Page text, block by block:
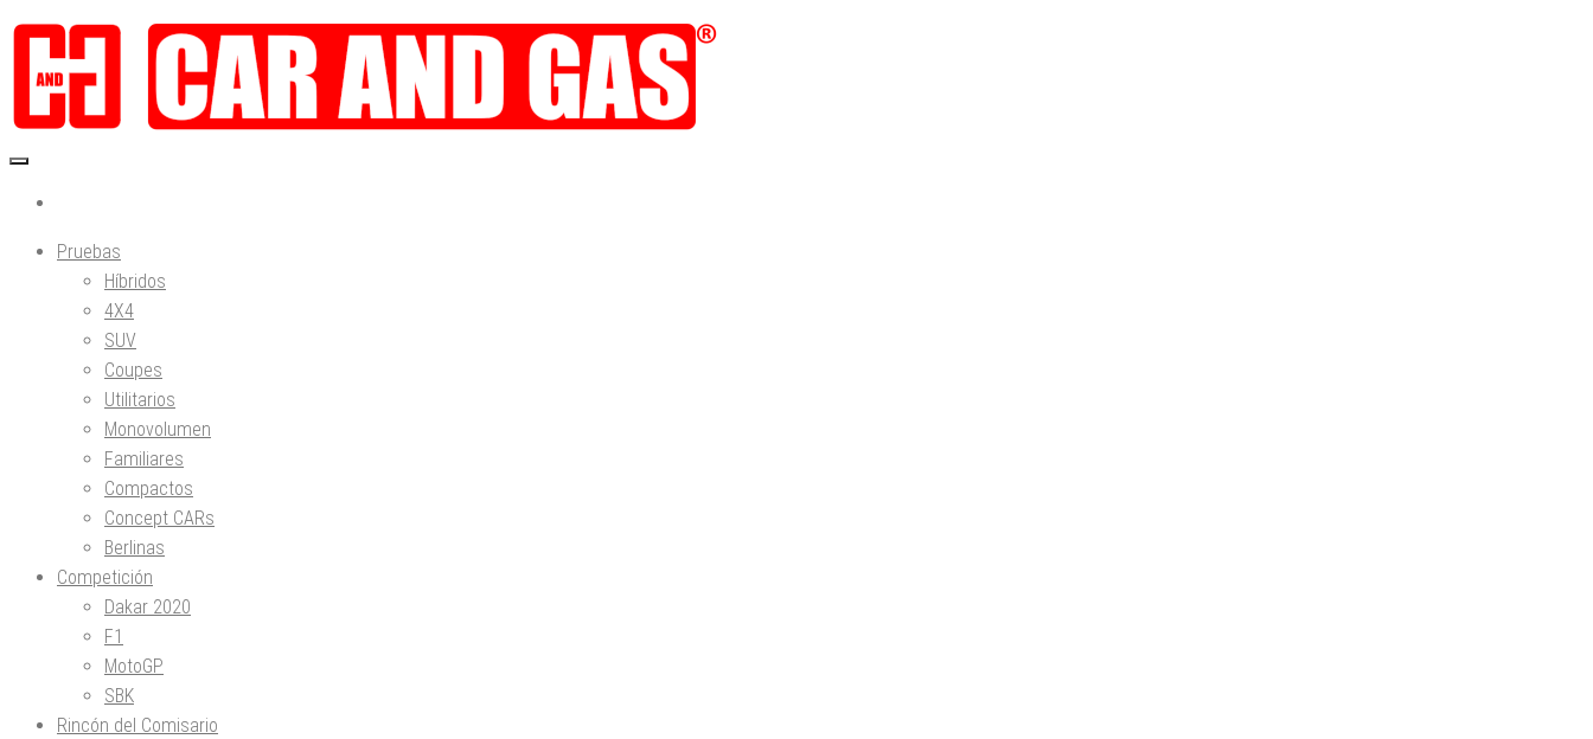
Saltar
contenido
Acércate al mundo del motor de una forma diferente. Pruebas, Fórmula 1, competición, noticias y novedades del sector y Trufa Cars: dedicado a los peores coches de la historia
Pruebas
Híbridos
4X4
SUV
Coupes
Utilitarios
Monovolumen
Familiares
Compactos
Concept CARs
Berlinas
Competición
Dakar 2020
F1
MotoGP
SBK
Rincón del Comisario